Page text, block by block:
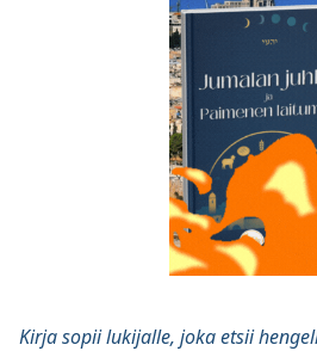
Kirja sopii lukijalle, joka etsii